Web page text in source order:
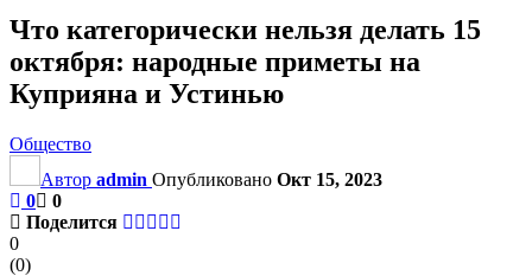
Что категорически нельзя делать 15
октября: народные приметы на
Куприяна и Устинью
Общество
Автор admin Опубликовано Окт 15, 2023
0
0
Поделится
0
(0)